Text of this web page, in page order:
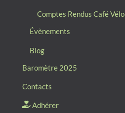
Comptes Rendus Café Vélo
Évènements
Blog
Baromètre 2025
Contacts
Adhérer